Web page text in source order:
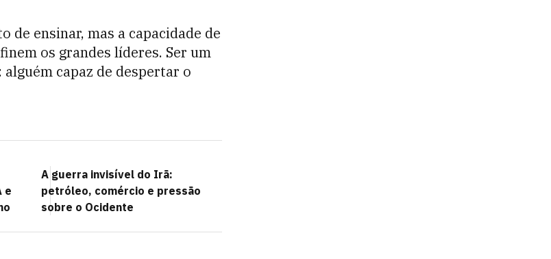
de ensinar, mas a capacidade de
os grandes líderes. Ser um
capaz de despertar o
e
A guerra invisível do Irã:
petróleo, comércio e pressão
sobre o Ocidente